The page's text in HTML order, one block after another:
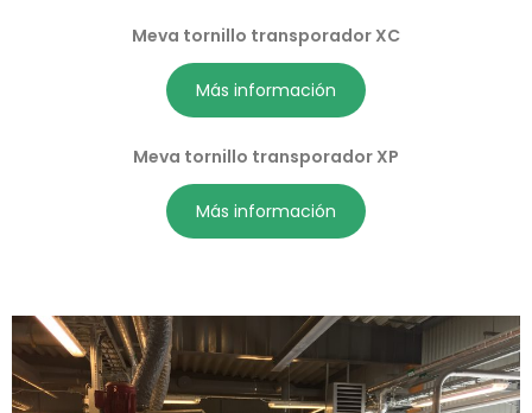
Meva tornillo transporador XC
Más información
Meva tornillo transporadorXP
Más información